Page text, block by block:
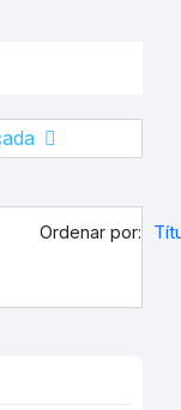
Ordenar por: